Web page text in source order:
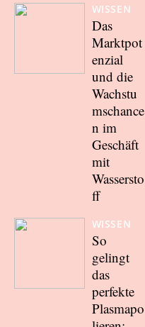
WISSEN
Das
Marktpot
enzial
und die
Wachstu
mschance
n im
Geschäft
mit
Wassersto
ff
WISSEN
So
gelingt
das
perfekte
Plasmapo